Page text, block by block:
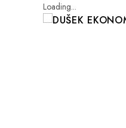
Loading...